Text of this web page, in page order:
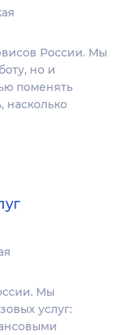
России. Мы
но и
поменять
насколько
Мы
услуг: